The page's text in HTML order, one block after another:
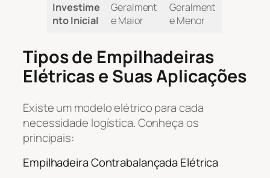
Investime
nto Inicial
Geralment
e Maior
Geralment
e Menor
Tipos de Empilhadeiras
Elétricas e Suas Aplicações
Existe um modelo elétrico para cada
necessidade logística. Conheça os
principais:
Empilhadeira Contrabalançada Elétrica